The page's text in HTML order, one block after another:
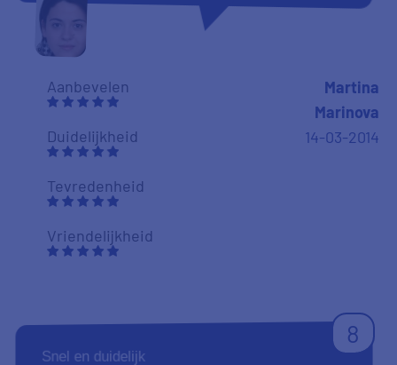
Aanbevelen
Duidelijkheid
Tevredenheid
Vriendelijkheid
Martina
Marinova
14-03-2014
8
Snel en duidelijk